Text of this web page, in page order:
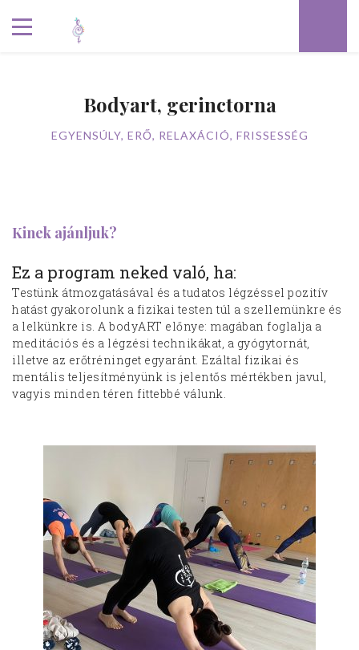
Bodyart, gerinctorna
EGYENSÚLY, ERŐ, RELAXÁCIÓ, FRISSESSÉG
Kinek ajánljuk?
Ez a program neked való, ha:
Testünk átmozgatásával és a tudatos légzéssel pozitív
hatást gyakorolunk a fizikai testen túl a szellemünkre és
a lelkünkre is. A bodyART előnye: magában foglalja a
meditációs és a légzési technikákat, a gyógytornát,
illetve az erőtréninget egyaránt. Ezáltal fizikai és
mentális teljesítményünk is jelentős mértékben javul,
vagyis minden téren fittebbé válunk.